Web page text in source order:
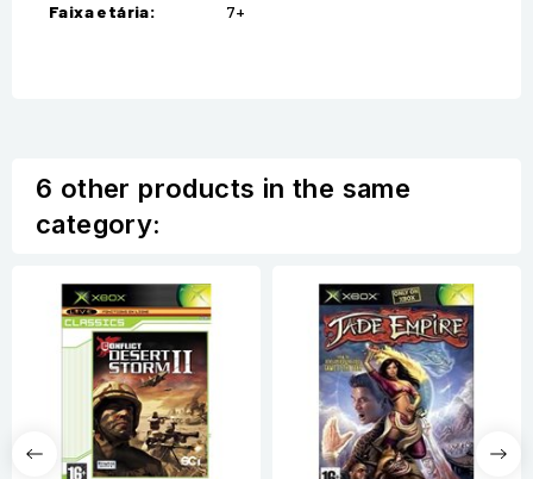
Faixa etária:
7+
6 other products in the same
category: